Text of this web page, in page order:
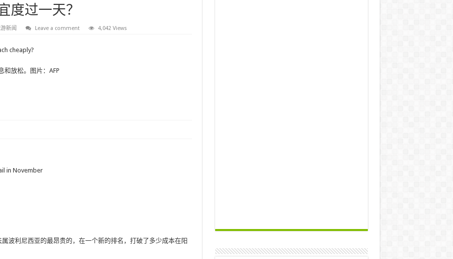
度过一天？
新闻 Leave a comment 4,042 Views
和放松。图片：AFP
波利尼西亚的最昂贵的，在一个新的排名，打破了多少成本在阳